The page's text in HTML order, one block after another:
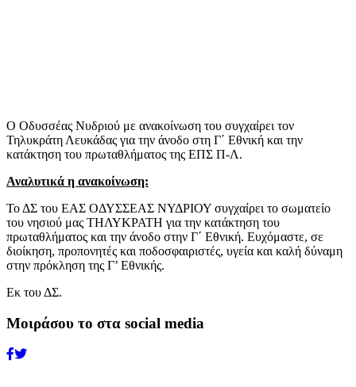
Ο Οδυσσέας Νυδριού με ανακοίνωση του συγχαίρει τον
Τηλυκράτη Λευκάδας για την άνοδο στη Γ΄ Εθνική και την
κατάκτηση του πρωταθλήματος της ΕΠΣ Π-Λ.
Αναλυτικά η ανακοίνωση:
Το ΔΣ του ΕΑΣ ΟΔΥΣΣΕΑΣ ΝΥΔΡΙΟΥ συγχαίρει το σωματείο
του νησιού μας ΤΗΛΥΚΡΑΤΗ για την κατάκτηση του
πρωταθλήματος και την άνοδο στην Γ΄ Εθνική. Ευχόμαστε, σε
διοίκηση, προπονητές και ποδοσφαιριστές, υγεία και καλή δύναμη
στην πρόκληση της Γ’ Εθνικής.
Εκ του ΔΣ.
Μοιράσου το στα social media